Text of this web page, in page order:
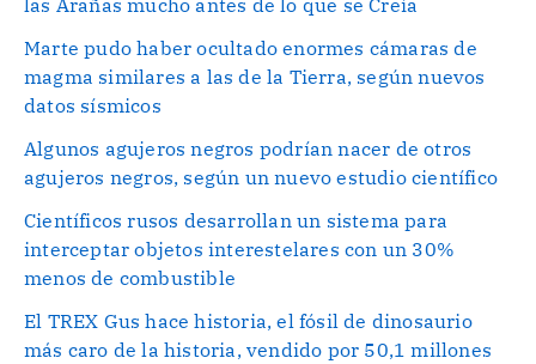
Marte pudo haber ocultado enormes cámaras de
magma similares a las de la Tierra, según nuevos
datos sísmicos
Algunos agujeros negros podrían nacer de otros
agujeros negros, según un nuevo estudio científico
Científicos rusos desarrollan un sistema para
interceptar objetos interestelares con un 30%
menos de combustible
El TREX Gus hace historia, el fósil de dinosaurio
más caro de la historia, vendido por 50,1 millones